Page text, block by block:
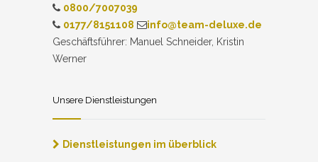
0800/7007039
0177/8151108
info@team-deluxe.de
Geschäftsführer: Manuel Schneider, Kristin
Werner
Unsere Dienstleistungen
Dienstleistungen im überblick